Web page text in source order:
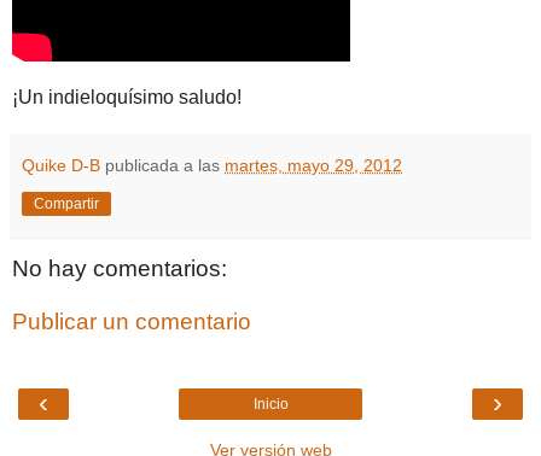
¡Un indieloquísimo saludo!
Quike D-B publicada a las martes, mayo 29, 2012
Compartir
No hay comentarios:
Publicar un comentario
‹ ›
Inicio
Ver versión web